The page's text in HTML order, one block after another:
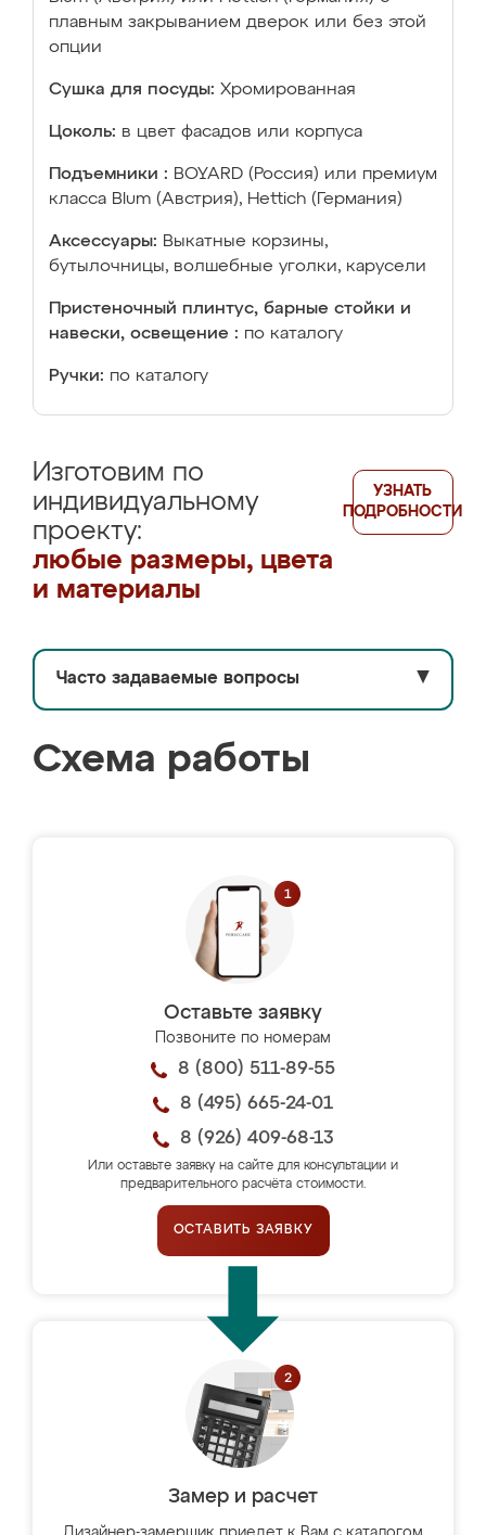
плавным закрыванием дверок или без этой
опции
Сушка для посуды: Хромированная
Цоколь: в цвет фасадов или корпуса
Подъемники : BOYARD (Россия) или премиум
класса Blum (Австрия), Hettich (Германия)
Аксессуары: Выкатные корзины,
бутылочницы, волшебные уголки, карусели
Пристеночный плинтус, барные стойки и
навески, освещение : по каталогу
Ручки: по каталогу
Изготовим по
индивидуальному
проекту:
любые размеры, цвета
и материалы
УЗНАТЬ
ПОДРОБНОСТИ
Часто задаваемые вопросы ▼
Схема работы
Оставьте заявку
Позвоните по номерам
8 (800) 511-89-55
8 (495) 665-24-01
8 (926) 409-68-13
Или оставьте заявку на сайте для консультации и
предварительного расчёта стоимости.
ОСТАВИТЬ ЗАЯВКУ
Замер и расчет